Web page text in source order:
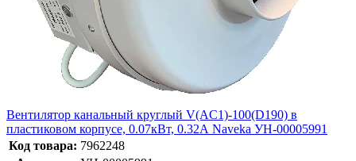
Вентилятор канальный круглый V(AC1)-100(D190) в
пластиковом корпусе, 0.07кВт, 0.32А Naveka УН-00005991
Код товара: 7962248